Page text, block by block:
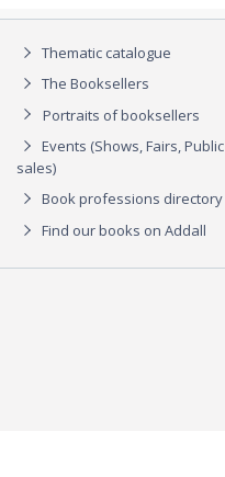
Thematic catalogue
The Booksellers
Portraits of booksellers
Events (Shows, Fairs, Public
sales)
Book professions directory
Find our books on Addall